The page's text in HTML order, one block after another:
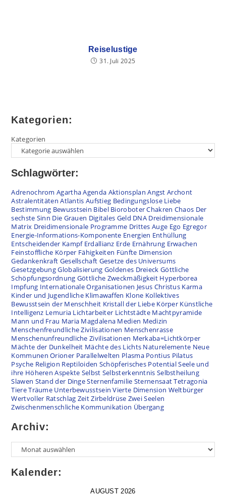
Reiselustige
31. Juli 2025
Kategorien:
Kategorien
Schlagwörter:
Adrenochrom AgarthaAgenda Aktionsplan Angst Archont
Astralentitäten Atlantis Aufstieg Bedingungslose Liebe
Bestimmung Bewusstsein Bibel BioroboterChakren Chaos Der
sechste Sinn Die Grauen Digitales Geld DNA Dreidimensionale
Matrix Dreidimensionale Programme Drittes Auge Ego Egregor
Energie-Informations-Komponente Energien Enthüllung
Entscheidender Kampf Erdallianz Erde Ernährung Erwachen
Feinstoffliche Körper Fähigkeiten Fünfte Dimension
Gedankenkraft Gesellschaft Gesetze des Universums
GesetzgebungGlobalisierung Goldenes Dreieck Göttliche
Schöpfungsordnung Göttliche Zweckmäßigkeit Hyperborea
Impfung Internationale Organisationen Jesus Christus Karma
Kinder und Jugendliche Klimawaffen Klone Kollektives
Bewusstsein der Menschheit Kristall der Liebe Körper Künstliche
Intelligenz Lemuria Lichtarbeiter Lichtstädte Machtpyramide
Mann und Frau Maria Magdalena Medien Medizin
Menschenfreundliche Zivilisationen Menschenrasse
Menschenunfreundliche Zivilisationen Merkaba=Lichtkörper
Mächte der Dunkelheit Mächte des Lichts Naturelemente Neue
Kommunen Orioner Parallelwelten Plasma Pontius Pilatus
Psyche Religion Reptiloiden Schöpferisches PotentialSeele und
ihre Höheren Aspekte Selbst Selbsterkenntnis Selbstheilung
Slawen Stand der DingeSternenfamilie SternensaatTetragonia
TiereTräume Unterbewusstsein Vierte Dimension Weltbürger
Wertvoller Ratschlag ZeitZirbeldrüse Zwei Seelen
Zwischenmenschliche Kommunikation Übergang
Archiv:
Kalender:
AUGUST 2026